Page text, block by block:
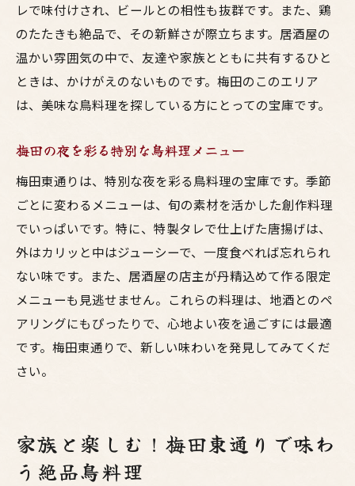
レで味付けされ、ビールとの相性も抜群です。また、鶏
のたたきも絶品で、その新鮮さが際立ちます。居酒屋の
温かい雰囲気の中で、友達や家族とともに共有するひと
ときは、かけがえのないものです。梅田のこのエリア
は、美味な鳥料理を探している方にとっての宝庫です。
梅田の夜を彩る特別な鳥料理メニュー
梅田東通りは、特別な夜を彩る鳥料理の宝庫です。季節
ごとに変わるメニューは、旬の素材を活かした創作料理
でいっぱいです。特に、特製タレで仕上げた唐揚げは、
外はカリッと中はジューシーで、一度食べれば忘れられ
ない味です。また、居酒屋の店主が丹精込めて作る限定
メニューも見逃せません。これらの料理は、地酒とのペ
アリングにもぴったりで、心地よい夜を過ごすには最適
です。梅田東通りで、新しい味わいを発見してみてくだ
さい。
家族と楽しむ！梅田東通りで味わ
う絶品鳥料理